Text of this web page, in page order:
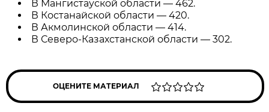
В Мангистауской области — 462.
В Костанайской области — 420.
В Акмолинской области — 414.
В Северо-Казахстанской области — 302.
ОЦЕНИТЕ МАТЕРИАЛ